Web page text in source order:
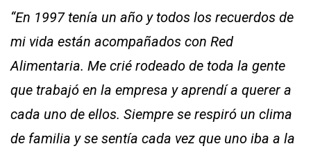
“En 1997 tenía un año y todos los recuerdos de
mi vida están acompañados con Red
Alimentaria. Me crié rodeado de toda la gente
que trabajó en la empresa y aprendí a querer a
cada uno de ellos. Siempre se respiró un clima
de familia y se sentía cada vez que uno iba a la